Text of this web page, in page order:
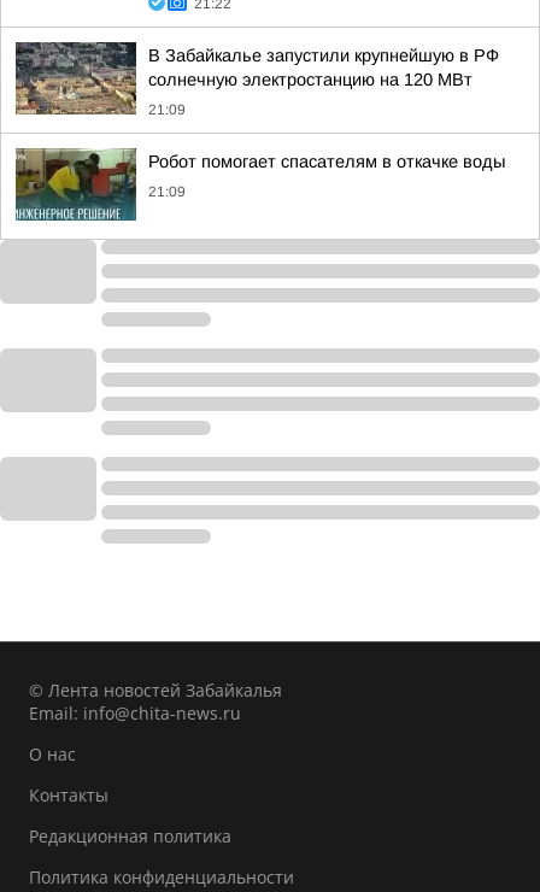
21:22
В Забайкалье запустили крупнейшую в РФ
солнечную электростанцию на 120 МВт
21:09
Робот помогает спасателям в откачке воды
21:09
© Лента новостей Забайкалья
Email: info@chita-news.ru
О нас
Контакты
Редакционная политика
Политика конфиденциальности